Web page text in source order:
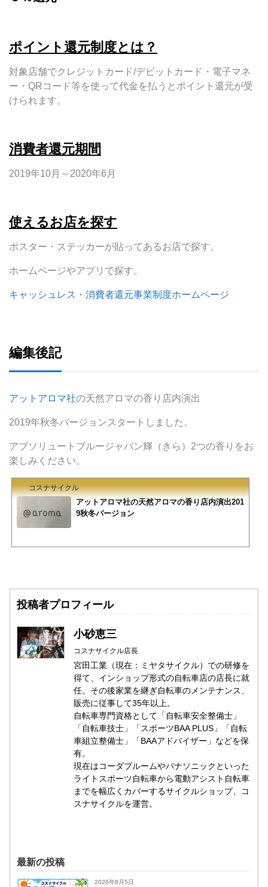
ポイント還元制度とは？
対象店舗でクレジットカード/デビットカード・電子マネ
ー・QRコード等を使って代金を払うとポイント還元が受
けられます。
消費者還元期間
2019年10月～2020年6月
使えるお店を探す
ポスター・ステッカーが貼ってあるお店で探す。
ホームページやアプリで探す。
キャッシュレス・消費者還元事業制度ホームページ
編集後記
アットアロマ社の天然アロマの香り店内演出
2019年秋冬バージョンスタートしました。
アブソリュートブルージャパン輝（きら）2つの香りをお
楽しみください。
コスナサイクル
アットアロマ社の天然アロマの香り店内演出201
9秋冬バージョン
投稿者プロフィール
小砂恵三
コスナサイクル店長
宮田工業（現在：ミヤタサイクル）での研修を
得て、インショップ形式の自転車店の店長に就
任。その後家業を継ぎ自転車のメンテナンス、
販売に従事して35年以上。
自転車専門資格として「自転車安全整備士」
「自転車技士」「スポーツBAA PLUS」「自転
車組立整備士」「BAAアドバイザー」などを保
有。
現在はコーダブルームやパナソニックといった
ライトスポーツ自転車から電動アシスト自転車
までを幅広くカバーするサイクルショップ、コ
スナサイクルを運営。
最新の投稿
2026年8月5日